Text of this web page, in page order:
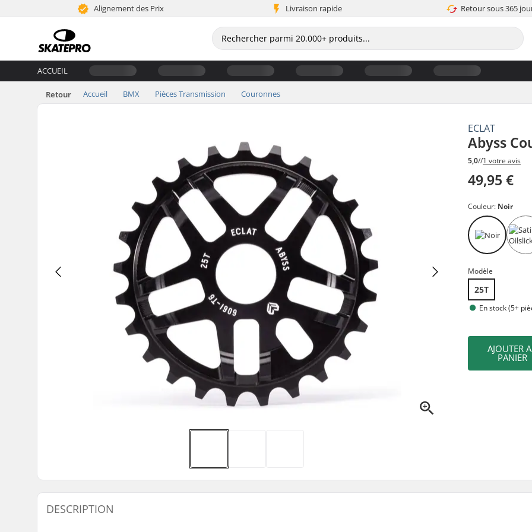
Alignement des Prix Livraison rapide Retour sous 365
ACCUEIL
Retour Accueil BMX Pièces Transmission Couronnes
ECLAT
Abyss
5,0//1 votre avis
49,95 €
Couleur: Noir
Modèle
25T
En stock (5+
AJOUTER
PANIER
DESCRIPTION